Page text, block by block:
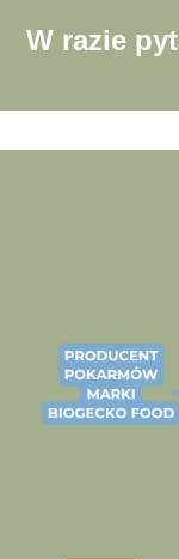
W razie